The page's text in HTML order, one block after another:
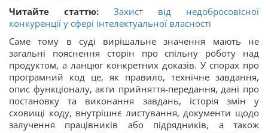
Читайте статтю: Захист від недобросовісної
конкуренції у сфері інтелектуальної власності
Саме тому в суді вирішальне значення мають не
загальні пояснення сторін про спільну роботу над
продуктом, а ланцюг конкретних доказів. У спорах про
програмний код це, як правило, технічне завдання,
опис функціоналу, акти прийняття-передання, дані про
постановку та виконання завдань, історія змін у
сховищі коду, внутрішнє листування, документи щодо
залучення працівників або підрядників, а також